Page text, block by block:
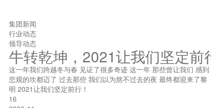
集团新闻
行业动态
领导动态
牛转乾坤，2021让我们坚定前
这一年我们跨越冬与春 见证了很多奇迹 这一年 那些曾让我们 感到
悲观的坎都迈了 过去那些 我们以为熬不过去的夜 最终都迎来了黎
明 2021让我们坚定前行！
16